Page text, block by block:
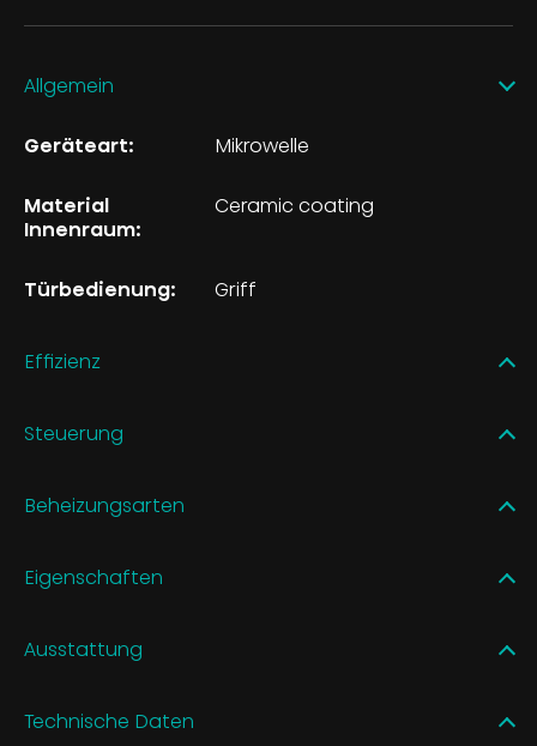
Allgemein
Geräteart: Mikrowelle
Material
Innenraum:
Ceramic coating
Türbedienung: Griff
Effizienz
Steuerung
Beheizungsarten
Eigenschaften
Ausstattung
Technische Daten